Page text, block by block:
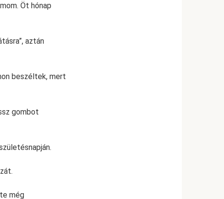
Öt hónap
aztán
beszéltek, mert
gombot
még